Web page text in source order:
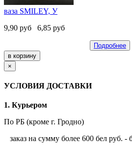
ваза SMILEY, У
9,90 руб 6,85 руб
Подробнее
×
УСЛОВИЯ ДОСТАВКИ
1. Курьером
По РБ (кроме г. Гродно)
заказ на сумму более 600 бел руб. -